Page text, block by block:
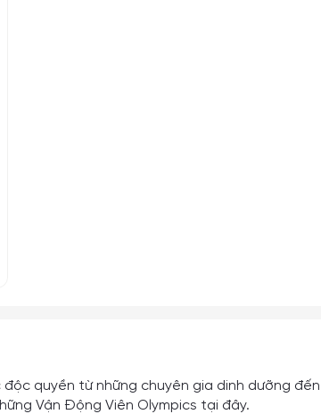
quyền từ những chuyên gia dinh dưỡng đến
Vận Động Viên Olympics tại đây.